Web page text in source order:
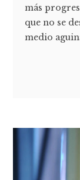
más
que no se
medio